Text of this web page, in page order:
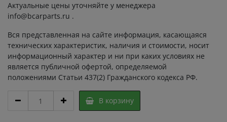
Актуальные цены уточняйте у менеджера
info@bcarparts.ru .
Вся представленная на сайте информация, касающаяся
технических характеристик, наличия и стоимости, носит
информационный характер и ни при каких условиях не
является публичной офертой, определяемой
положениями Статьи 437(2) Гражданского кодекса РФ.
ПОДШИПНИК
7606Н
В корзину